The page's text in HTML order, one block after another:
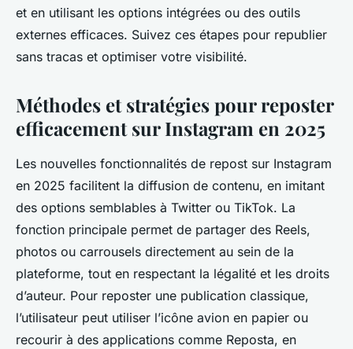
et en utilisant les options intégrées ou des outils
externes efficaces. Suivez ces étapes pour republier
sans tracas et optimiser votre visibilité.
Méthodes et stratégies pour reposter
efficacement sur Instagram en 2025
Les nouvelles fonctionnalités de repost sur Instagram
en 2025 facilitent la diffusion de contenu, en imitant
des options semblables à Twitter ou TikTok. La
fonction principale permet de partager des Reels,
photos ou carrousels directement au sein de la
plateforme, tout en respectant la légalité et les droits
d’auteur. Pour reposter une publication classique,
l’utilisateur peut utiliser l’icône avion en papier ou
recourir à des applications comme Reposta, en